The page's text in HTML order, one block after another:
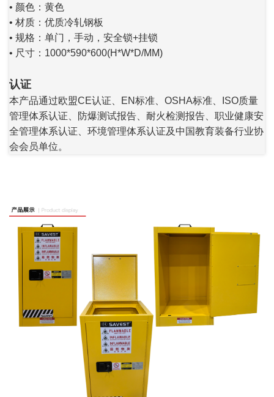
• 颜色：黄色
• 材质：优质冷轧钢板
• 规格： 单门，手动，安全锁+挂锁
• 尺寸：1000*590*600(H*W*D/MM)
认证
本产品通过欧盟CE认证、EN标准、OSHA标准、ISO质量
管理体系认证、防爆测试报告、耐火检测报告、职业健康安
全管理体系认证、环境管理体系认证及中国教育装备行业协
会会员单位。